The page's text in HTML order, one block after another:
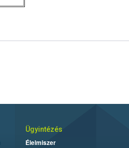
Ügyintézés
Élelmiszer